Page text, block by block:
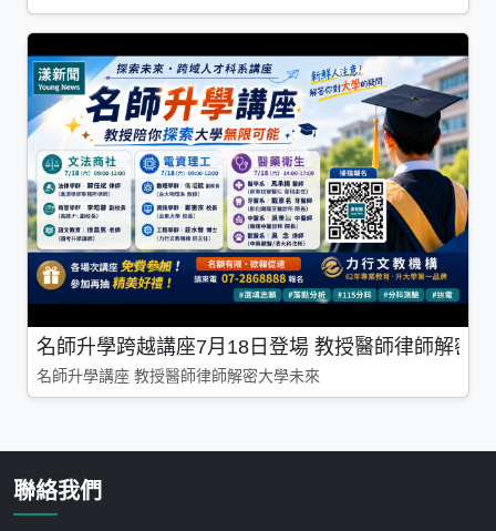
名師升學跨越講座7月18日登場 教授醫師律師解密
名師升學講座 教授醫師律師解密大學未來
聯絡我們